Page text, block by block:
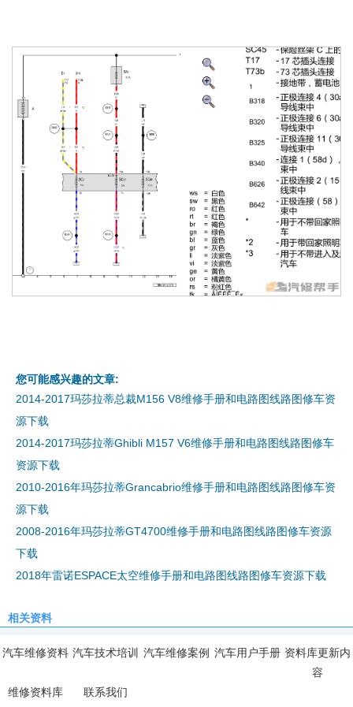
您可能感兴趣的文章:
2014-2017玛莎拉蒂总裁M156 V8维修手册和电路图线路图修车资
源下载
2014-2017玛莎拉蒂Ghibli M157 V6维修手册和电路图线路图修车
资源下载
2010-2016年玛莎拉蒂Grancabrio维修手册和电路图线路图修车资
源下载
2008-2016年玛莎拉蒂GT4700维修手册和电路图线路图修车资源
下载
2018年雷诺ESPACE太空维修手册和电路图线路图修车资源下载
相关资料
汽车维修资料 汽车技术培训 汽车维修案例 汽车用户手册 资料库更新内
容
维修资料库
联系我们